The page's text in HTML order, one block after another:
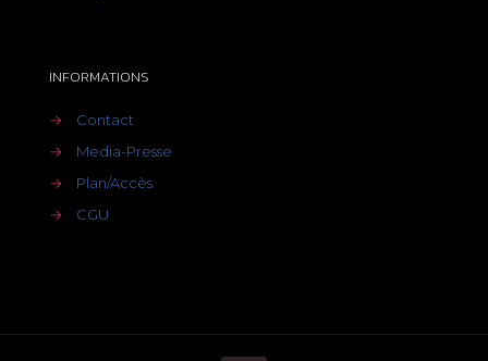
INFORMATIONS
→
Contact
→
Media-Presse
→
Plan/Accès
→
CGU